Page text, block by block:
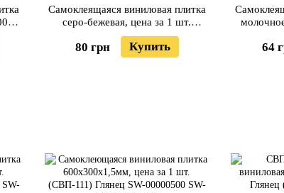
Самоклеящаяся виниловая плитка
серо-бежевая, цена за 1 шт.
(СВП-008) Матовая SW-00000286
80 грн Купить
(СВП-
64